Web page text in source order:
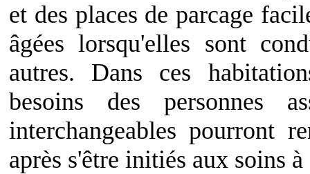
et des places de parcage
âgées lorsqu'elles sont
autres. Dans ces
besoins des personnes
interchangeables pourront
après s'être initiés aux soins